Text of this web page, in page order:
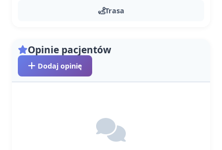
Trasa
Opinie pacjentów
Dodaj opinię